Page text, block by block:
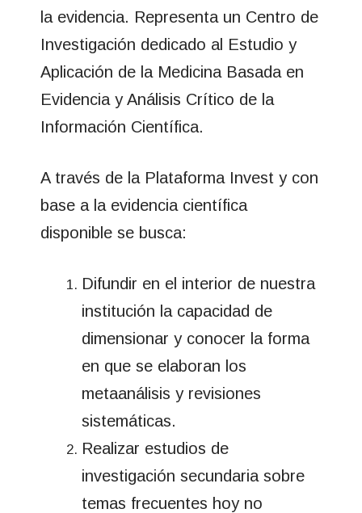
la evidencia. Representa un Centro de
Investigación dedicado al Estudio y
Aplicación de la Medicina Basada en
Evidencia y Análisis Crítico de la
Información Científica.
A través de la Plataforma Invest y con
base a la evidencia científica
disponible se busca:
Difundir en el interior de nuestra
institución la capacidad de
dimensionar y conocer la forma
en que se elaboran los
metaanálisis y revisiones
sistemáticas.
Realizar estudios de
investigación secundaria sobre
temas frecuentes hoy no